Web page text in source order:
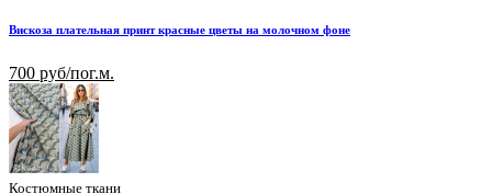
Вискоза плательная принт красные цветы на молочном фоне
700 руб/пог.м.
Костюмные ткани